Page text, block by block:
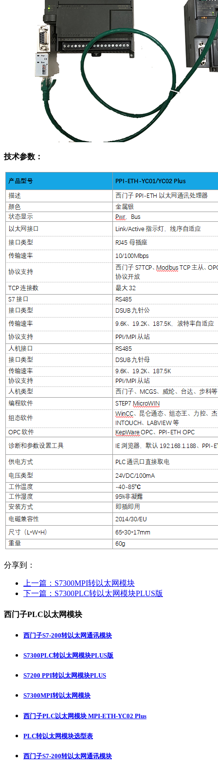
技术参数：
分享到：
上一篇： S7300MPI转以太网模块
下一篇： S7300PLC转以太网模块PLUS版
西门子PLC以太网模块
西门子S7-200转以太网通讯模块
S7300PLC转以太网模块PLUS版
S7200 PPI转以太网模块PLUS
S7300MPI转以太网模块
西门子PLC以太网模块 MPI-ETH-YC02 Plus
PLC转以太网模块选型表
西门子S7-200转以太网通讯模块